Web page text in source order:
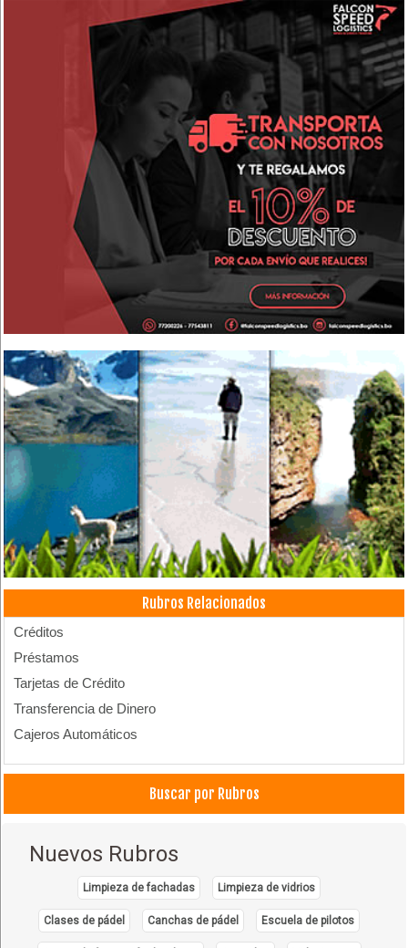
Rubros Relacionados
Créditos
Préstamos
Tarjetas de Crédito
Transferencia de Dinero
Cajeros Automáticos
Buscar por Rubros
Nuevos Rubros
Limpieza de fachadas Limpieza de vidrios
Clases de pádel Canchas de pádel Escuela de pilotos